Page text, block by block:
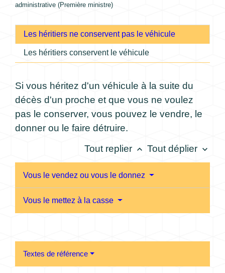
administrative (Première ministre)
Les héritiers ne conservent pas le véhicule
Les héritiers conservent le véhicule
Si vous héritez d'un véhicule à la suite du
décès d'un proche et que vous ne voulez
pas le conserver, vous pouvez le vendre, le
donner ou le faire détruire.
Tout replier keyboard_arrow_up Tout déplier keyboard_arrow_down
Vous le vendez ou vous le donnez
Vous le mettez à la casse
Textes de référence